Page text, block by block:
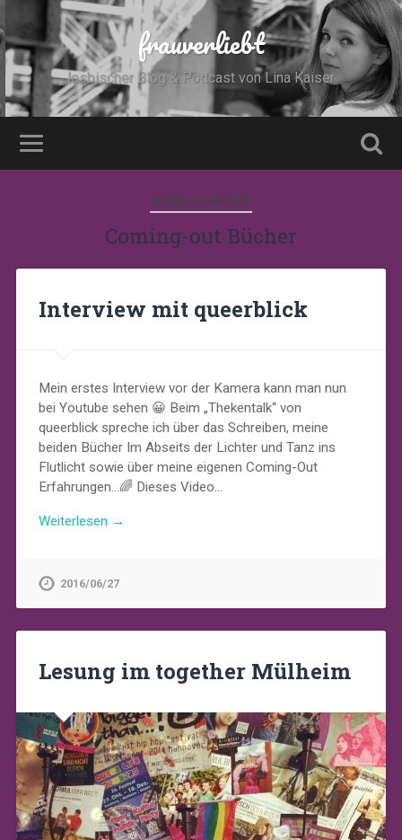
frauverliebt
lesbischer Blog & Podcast von Lina Kaiser
SCHLAGWORT
Coming-out Bücher
Interview mit queerblick
Mein erstes Interview vor der Kamera kann man nun
bei Youtube sehen 😀 Beim „Thekentalk“ von
queerblick spreche ich über das Schreiben, meine
beiden Bücher Im Abseits der Lichter und Tanz ins
Flutlicht sowie über meine eigenen Coming-Out
Erfahrungen…🌈 Dieses Video…
Weiterlesen →
2016/06/27
Lesung im together Mülheim